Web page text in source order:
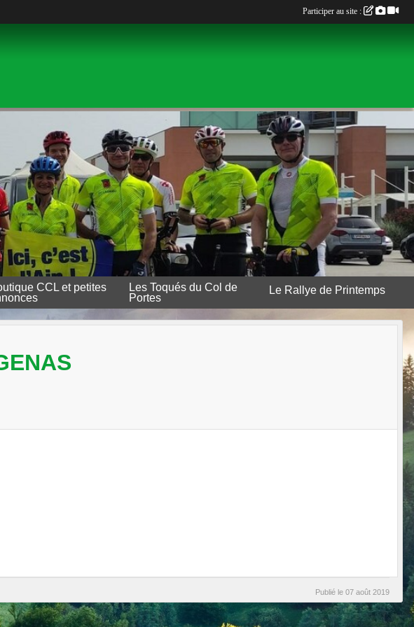
CCL et petites
Les Toqués du Col de
Portes
Le Rallye de Printemps
Publié le 07 août 2019
Participer au site :